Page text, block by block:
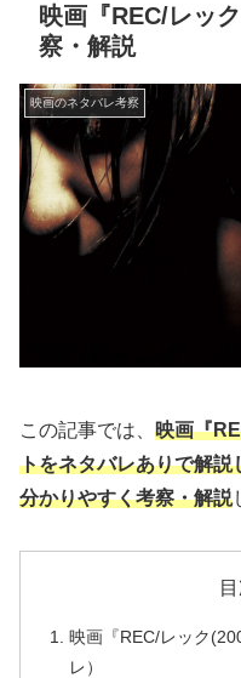
映画『REC/レッ
察・解説
映画のネタバレ考察
この記事では、 映画『
トをネタバレありで解説
分かりやすく考察・解説
映画『REC/レック
レ）